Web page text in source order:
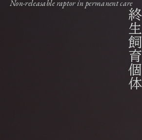
終生飼育個体
Non-releasable raptor in permanent care